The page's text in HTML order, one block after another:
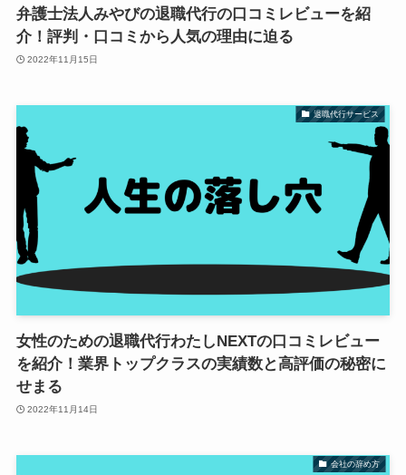
弁護士法人みやびの退職代行の口コミレビューを紹
介！評判・口コミから人気の理由に迫る
2022年11月15日
退職代行サービス
女性のための退職代行わたしNEXTの口コミレビュー
を紹介！業界トップクラスの実績数と高評価の秘密に
せまる
2022年11月14日
会社の辞め方